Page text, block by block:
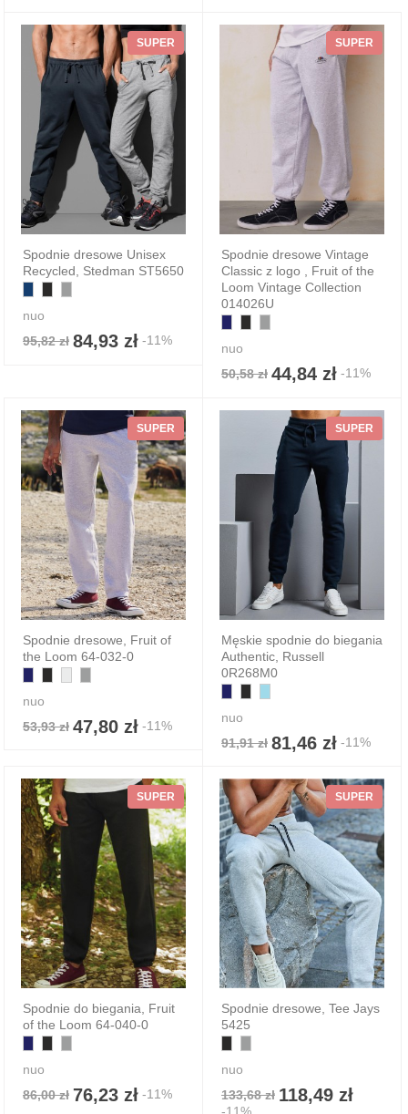
SUPER
Spodnie dresowe Unisex
Recycled, Stedman ST5650
nuo
95,82 zł 84,93 zł -11%
SUPER
Spodnie dresowe Vintage
Classic z logo , Fruit of the
Loom Vintage Collection
014026U
nuo
50,58 zł 44,84 zł -11%
SUPER
Spodnie dresowe, Fruit of
the Loom 64-032-0
nuo
53,93 zł 47,80 zł -11%
SUPER
Męskie spodnie do biegania
Authentic, Russell
0R268M0
nuo
91,91 zł 81,46 zł -11%
SUPER
Spodnie do biegania, Fruit
of the Loom 64-040-0
nuo
86,00 zł 76,23 zł -11%
SUPER
Spodnie dresowe, Tee Jays
5425
nuo
133,68 zł 118,49 zł